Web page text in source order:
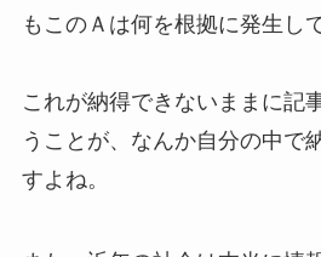
もこのＡは何を根拠に発生し
これが納得できないままに記
うことが、なんか自分の中で
すよね。